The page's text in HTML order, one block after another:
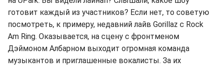
готовит каждый из участников? Если нет, то советую
посмотреть, к примеру, недавний лайв Gorillaz с Rock
Am Ring. Оказывается, на сцену с фронтменом
Дэймоном Албарном выходит огромная команда
музыкантов и приглашенные вокалисты. За их